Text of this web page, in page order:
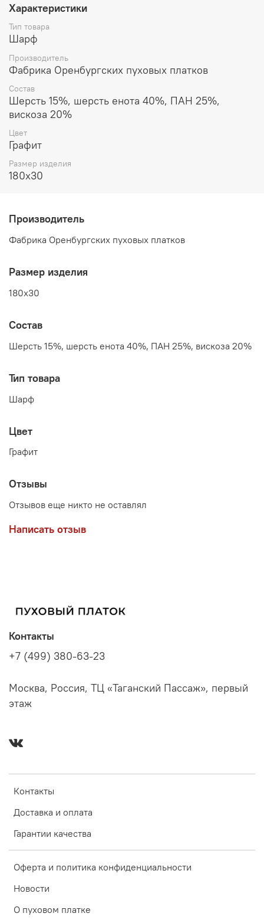
Характеристики
Тип товара
Шарф
Производитель
Фабрика Оренбургских пуховых платков
Состав
Шерсть 15%, шерсть енота 40%, ПАН 25%,
вискоза 20%
Цвет
Графит
Размер изделия
180x30
Производитель
Фабрика Оренбургских пуховых платков
Размер изделия
180x30
Состав
Шерсть 15%, шерсть енота 40%, ПАН 25%, вискоза 20%
Тип товара
Шарф
Цвет
Графит
Отзывы
Отзывов еще никто не оставлял
Написать отзыв
Контакты
Доставка и оплата
Гарантии качества
Оферта и политика конфиденциальности
Новости
О пуховом платке
Контакты
+7 (499) 380-63-23
Москва, Россия, ТЦ «Таганский Пассаж», первый
этаж